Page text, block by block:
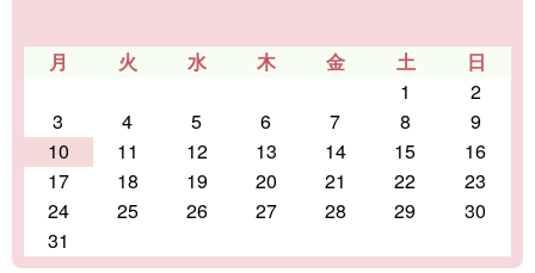
月 火 水 木 金 土
日
1
2
3
4 5 6 7 8
9
10
11 12 13 14 15
16
17
18 19 20 21 22
23
24
25 26 27 28 29
30
31